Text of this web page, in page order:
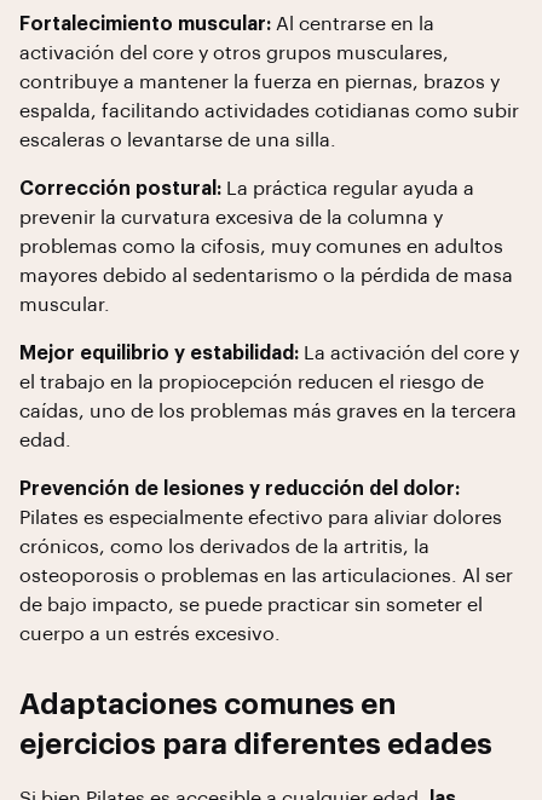
Fortalecimiento muscular: Al centrarse en la
activación del core y otros grupos musculares,
contribuye a mantener la fuerza en piernas, brazos y
espalda, facilitando actividades cotidianas como subir
escaleras o levantarse de una silla.
Corrección postural: La práctica regular ayuda a
prevenir la curvatura excesiva de la columna y
problemas como la cifosis, muy comunes en adultos
mayores debido al sedentarismo o la pérdida de masa
muscular.
Mejor equilibrio y estabilidad: La activación del core y
el trabajo en la propiocepción reducen el riesgo de
caídas, uno de los problemas más graves en la tercera
edad.
Prevención de lesiones y reducción del dolor:
Pilates es especialmente efectivo para aliviar dolores
crónicos, como los derivados de la artritis, la
osteoporosis o problemas en las articulaciones. Al ser
de bajo impacto, se puede practicar sin someter el
cuerpo a un estrés excesivo.
Adaptaciones comunes en
ejercicios para diferentes edades